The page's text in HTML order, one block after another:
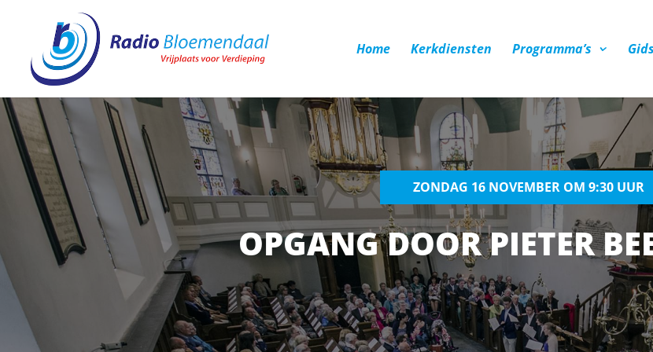
Home Kerkdiensten Programma’s Gids
ZONDAG 16 NOVEMBER OM 9:30 UUR
OPGANG DOOR PIETER